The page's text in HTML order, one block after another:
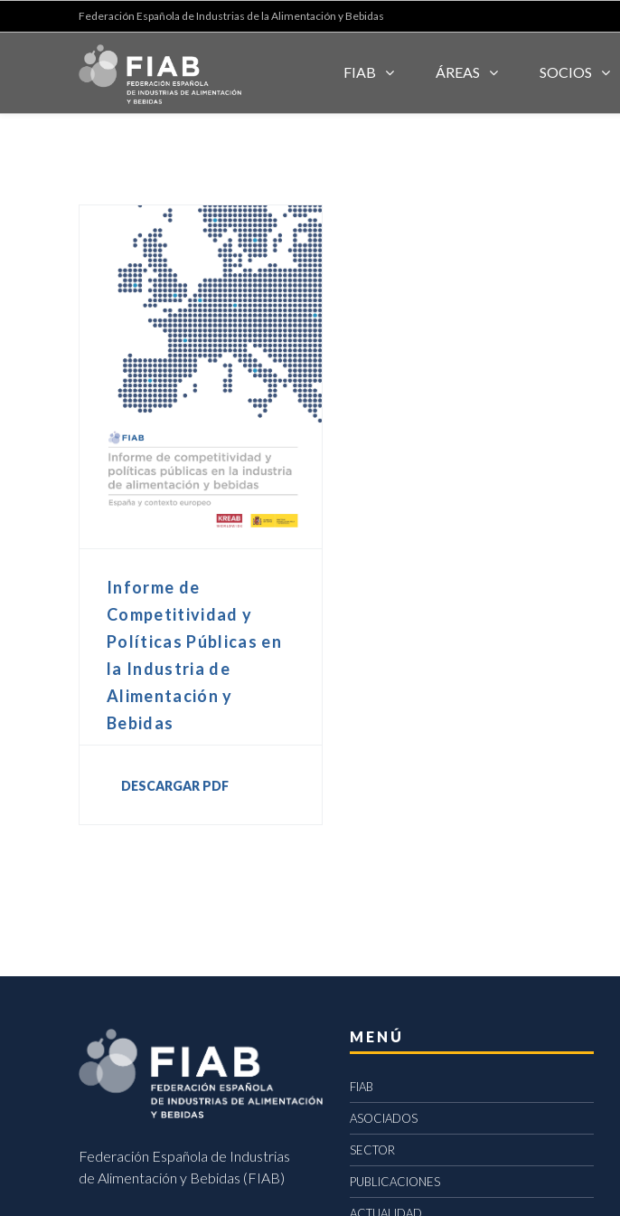
Federación Española de Industrias de la Alimentación y Bebidas
FIAB ÁREAS SOCIOS
Informe de
Competitividad y
Políticas Públicas en
la Industria de
Alimentación y
Bebidas
DESCARGAR PDF
Federación Española de Industrias
de Alimentación y Bebidas (FIAB)
MENÚ
FIAB
ASOCIADOS
SECTOR
PUBLICACIONES